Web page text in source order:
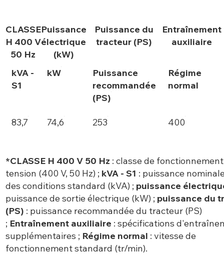
CLASSE
H 400 V
50 Hz
Puissance
électrique
(kW)
Puissance du
tracteur (PS)
Entraînement
auxiliaire
kVA -
S1
kW
Puissance
recommandée
(PS)
Régime
normal
83,7 74,6 253 400
*CLASSE H 400 V 50 Hz : classe de
tension (400 V, 50 Hz) ; kVA - S1 : puissance
des conditions standard (kVA) ; puissance
puissance de sortie électrique (kW) ; puissance du
(PS) : puissance recommandée du tracteur (PS)
; Entraînement auxiliaire : spécifications
supplémentaires ; Régime normal : vitesse de
fonctionnement standard (tr/min).